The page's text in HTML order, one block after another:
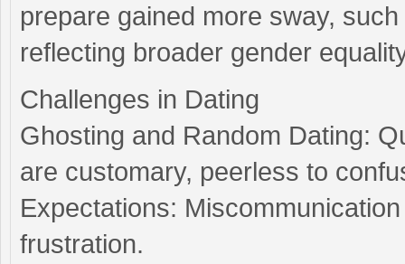
prepare gained more sway,
reflecting broader gender
Challenges in Dating
Ghosting and Random Dating:
are customary, peerless to
Expectations:
frustration.